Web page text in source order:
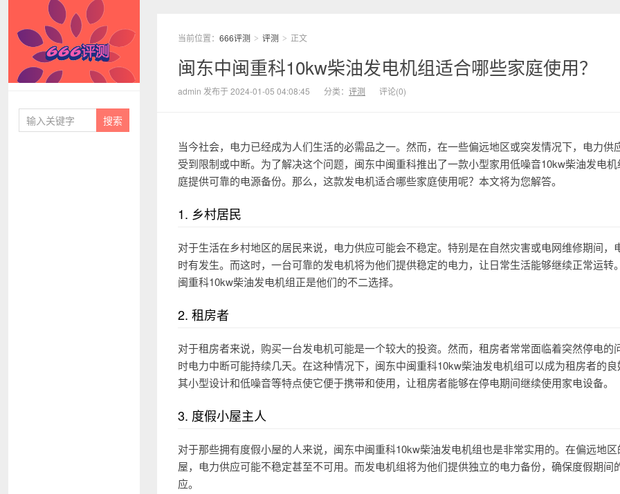
当前位置： 666评测 > 评测 > 正文
闽东中闽重科10kw柴油发电机组适合哪些家庭使用？
admin 发布于 2024-01-05 04:08:45 分类： 评测 评论(0)
当今社会，电力已经成为人们生活的必需品之一。然而，在一些偏远地区或突发情况下，电力供
受到限制或中断。为了解决这个问题，闽东中闽重科推出了一款小型家用低噪音10kw柴油发电
庭提供可靠的电源备份。那么，这款发电机适合哪些家庭使用呢？本文将为您解答。
1. 乡村居民
对于生活在乡村地区的居民来说，电力供应可能会不稳定。特别是在自然灾害或电网维修期间，
时有发生。而这时，一台可靠的发电机将为他们提供稳定的电力，让日常生活能够继续正常运转
闽重科10kw柴油发电机组正是他们的不二选择。
2. 租房者
对于租房者来说，购买一台发电机可能是一个较大的投资。然而，租房者常常面临着突然停电的
时电力中断可能持续几天。在这种情况下，闽东中闽重科10kw柴油发电机组可以成为租房者的
其小型设计和低噪音等特点使它便于携带和使用，让租房者能够在停电期间继续使用家电设备。
3. 度假小屋主人
对于那些拥有度假小屋的人来说，闽东中闽重科10kw柴油发电机组也是非常实用的。在偏远地
屋，电力供应可能不稳定甚至不可用。而发电机组将为他们提供独立的电力备份，确保度假期间
应。